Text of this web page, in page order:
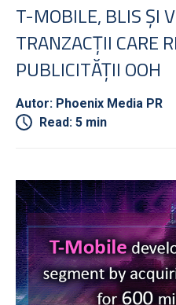
T-MOBILE, BLIS ȘI
TRANZACȚII CARE
PUBLICITĂȚII OOH
Autor: Phoenix Media PR
Read: 5 min